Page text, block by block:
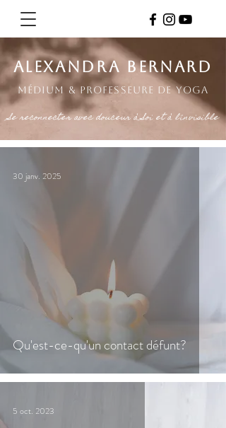
alexandra bernarD
Médium & professeure de yoga
Se reconnecter avec douceur à Soi et à l'invisible
Qu'est-ce-qu'un contact défunt?
30 janv. 2025
5 oct. 2023